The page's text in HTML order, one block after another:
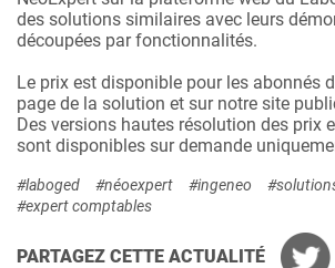
des solutions similaires avec leurs
découpées par fonctionnalités.
Le prix est disponible pour les abonnés
page de la solution et sur notre site
Des versions hautes résolution des prix
sont disponibles sur demande
#laboged #néoexpert #ingeneo
#expert comptables
PARTAGEZ CETTE ACTUALITÉ